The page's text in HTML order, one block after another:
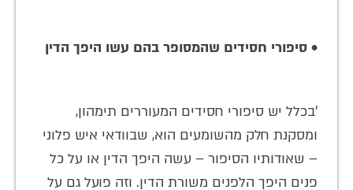
• סיפורי חסידים שהמסופר בהם עשו היפך הדין
'בכלל יש סיפורי חסידים המעוררים תימהון,
ומסקנת חלק מהשומעים הוא, שבוודאי איש פלוני
– שאודותיו הסיפור – עשה היפך הדין או על כל
פנים היפך הלפנים משורת הדין. וזה פועל גם על